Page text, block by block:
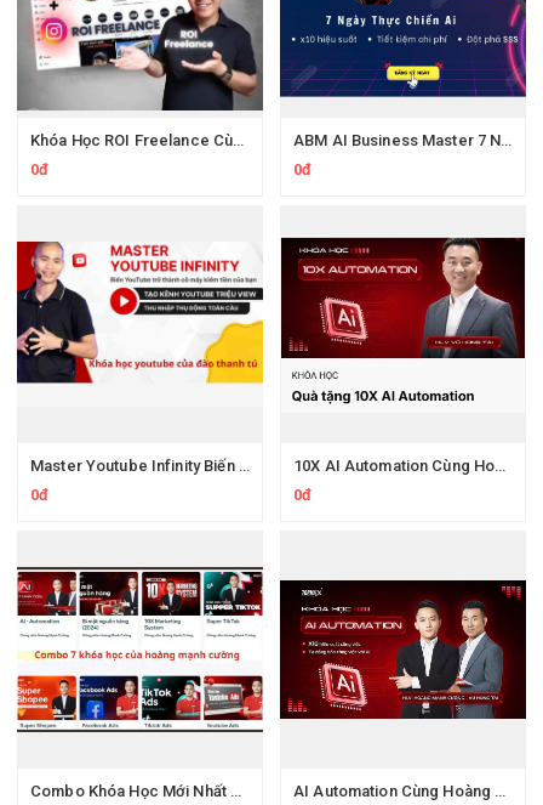
Khóa Học ROI Freelance Cùng Minh Xin Chào 2025
0đ
ABM AI Business Master 7 Ngày Thực Chiến AI Của Đặng Tú
0đ
Master Youtube Infinity Biến Youtube Thành Cỗ Máy Kiếm Tiền Của Bạn
0đ
10X AI Automation Cùng Hoàng Mạnh Cường Topmax
0đ
Combo Khóa Học Mới Nhất Của Hoàng Mạnh Cường AI Automation Cùng Hoàng Mạnh Cường Topmax